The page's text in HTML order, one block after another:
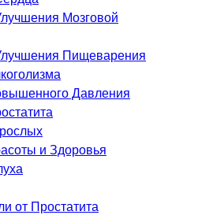
Мозговой
Пищеварения
Давления
и Здоровья
от Простатита